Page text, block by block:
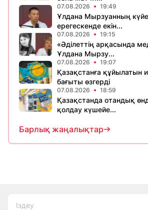
07.08.2026 19:49
Ұлдана Мырзуанның
ерегескенде екін...
07.08.2026 19:15
«Әділеттің арқасында
Ұлдана Мырзу...
07.08.2026 19:07
Қазақстанға құйылатын
бағыты өзгерді
07.08.2026 18:59
Қазақстанда отандық
қолдау күшейе...
Барлық жаңалықтар